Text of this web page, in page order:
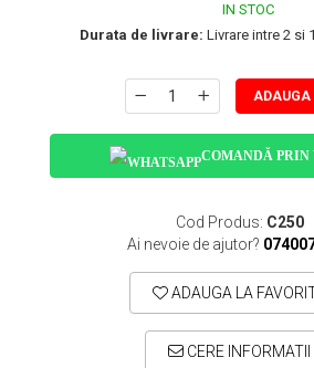
IN STOC
Durata de livrare: Livrare intre 2 si
ADAUGA
COMANDĂ PRIN
Cod Produs: C250
Ai nevoie de ajutor?
ADAUGA LA
CERE INFORMATII